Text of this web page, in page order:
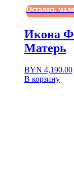
Осталось мало
Икона
Матерь
BYN 4,190.00
В корзину